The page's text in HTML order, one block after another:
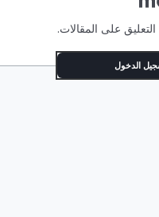
على المقالات.
الدخول